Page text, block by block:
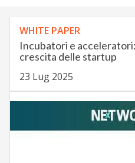
WHITE PAPER
Incubatori e
crescita delle startup
23 Lug 2025